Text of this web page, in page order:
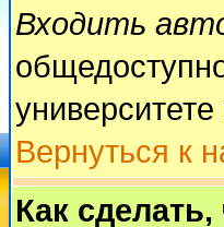
Входить
университете
Вернуться к
Как